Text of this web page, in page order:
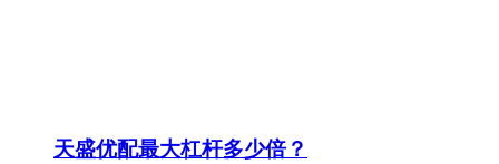
天盛优配最大杠杆多少倍？